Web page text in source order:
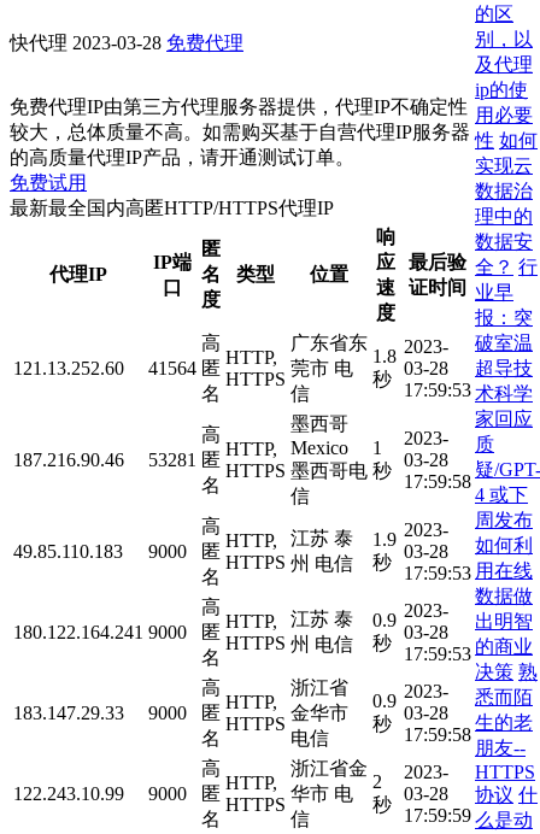
快代理 2023-03-28 免费代理
免费代理IP由第三方代理服务器提供，代理IP不确定性
较大，总体质量不高。如需购买基于自营代理IP服务器
的高质量代理IP产品，请开通测试订单。
免费试用
最新最全国内高匿HTTP/HTTPS代理IP
代理IP
IP端
口
匿
名
度
类型 位置
响
应
速
度
最后验
证时间
121.13.252.60 41564
高
匿
名
HTTP,
HTTPS
广东省东
莞市 电
信
1.8
秒
2023-
03-28
17:59:53
187.216.90.46 53281
高
匿
名
HTTP,
HTTPS
墨西哥
Mexico
墨西哥电
信
1
秒
2023-
03-28
17:59:58
49.85.110.183 9000
高
匿
名
HTTP,
HTTPS
江苏 泰
州 电信
1.9
秒
2023-
03-28
17:59:53
180.122.164.241 9000
高
匿
名
HTTP,
HTTPS
江苏 泰
州 电信
0.9
秒
2023-
03-28
17:59:53
183.147.29.33 9000
高
匿
名
HTTP,
HTTPS
浙江省
金华市
电信
0.9
秒
2023-
03-28
17:59:58
122.243.10.99 9000
高
匿
名
HTTP,
HTTPS
浙江省金
华市 电
信
2
秒
2023-
03-28
17:59:59
的区
别，以
及代理
ip的使
用必要
性 如何
实现云
数据治
理中的
数据安
全？ 行
业早
报：突
破室温
超导技
术科学
家回应
质
疑/GPT-
4 或下
周发布
如何利
用在线
数据做
出明智
的商业
决策 熟
悉而陌
生的老
朋友--
HTTPS
协议 什
么是动